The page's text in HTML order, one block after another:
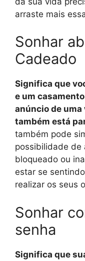
arraste mais
Sonhar
Cadeado
Significa que
e um
anúncio de uma
também está
também pode
possibilidade de
bloqueado ou
estar se
realizar os seus
Sonhar
senha
Significa que